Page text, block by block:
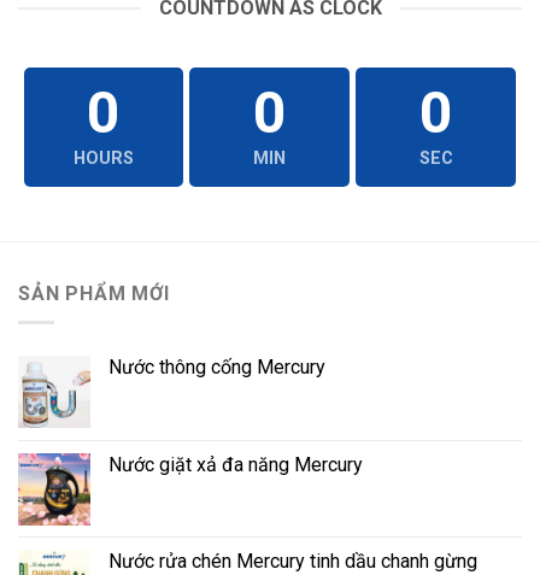
COUNTDOWN AS CLOCK
0
HOURS
0
MIN
0
SEC
SẢN PHẨM MỚI
Nước thông cống Mercury
Nước giặt xả đa năng Mercury
Nước rửa chén Mercury tinh dầu chanh gừng